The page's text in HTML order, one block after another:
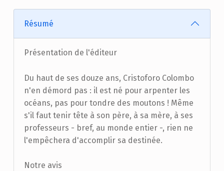
Résumé
Présentation de l'éditeur
Du haut de ses douze ans, Cristoforo Colombo
n'en démord pas : il est né pour arpenter les
océans, pas pour tondre des moutons ! Même
s'il faut tenir tête à son père, à sa mère, à ses
professeurs - bref, au monde entier -, rien ne
l'empêchera d'accomplir sa destinée.
Notre avis